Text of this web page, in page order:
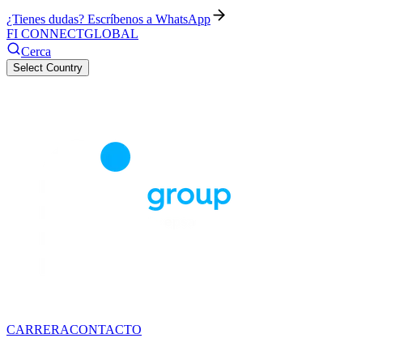
¿Tienes dudas? Escríbenos a WhatsApp
FI CONNECTGLOBAL
Cerca
Select Country
CARRERACONTACTO